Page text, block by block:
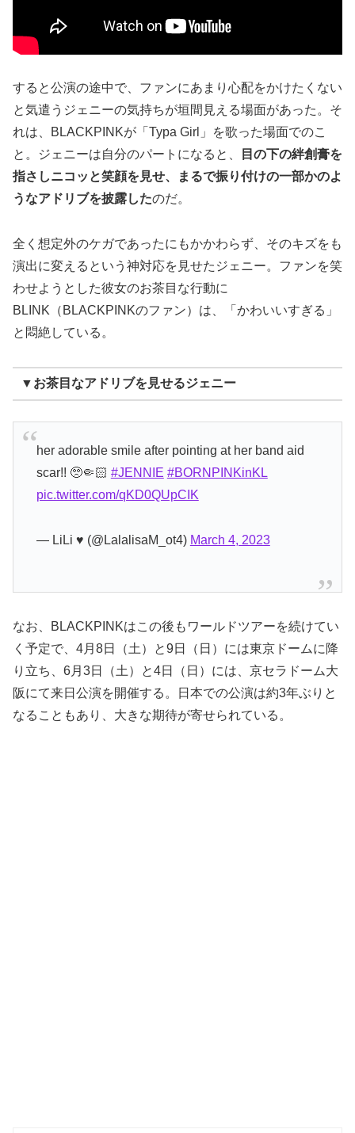
すると公演の途中で、ファンにあまり心配をかけたくない
と気遣うジェニーの気持ちが垣間見える場面があった。そ
れは、BLACKPINKが「Typa Girl」を歌った場面でのこ
と。ジェニーは自分のパートになると、
目の下の絆創膏を
指さしニコッと笑顔を見せ、まるで振り付けの一部かのよ
うなアドリブを披露したのだ。
全く想定外のケガであったにもかかわらず、そのキズをも
演出に変えるという神対応を見せたジェニー。ファンを笑
わせようとした彼女のお茶目な行動に
BLINK（BLACKPINKのファン）は、「かわいいすぎる」
と悶絶している。
▼お茶目なアドリブを見せるジェニー
her adorable smile after pointing at her band aid
scar!! 🥺🤏🏻 #JENNIE #BORNPINKinKL
pic.twitter.com/qKD0QUpCIK
— LiLi ♥︎ (@LalalisaM_ot4) March 4, 2023
なお、BLACKPINKはこの後もワールドツアーを続けてい
く予定で、4月8日（土）と9日（日）には東京ドームに降
り立ち、6月3日（土）と4日（日）には、京セラドーム大
阪にて来日公演を開催する。日本での公演は約3年ぶりと
なることもあり、大きな期待が寄せられている。